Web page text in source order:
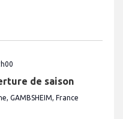
de saison
GAMBSHEIM, France